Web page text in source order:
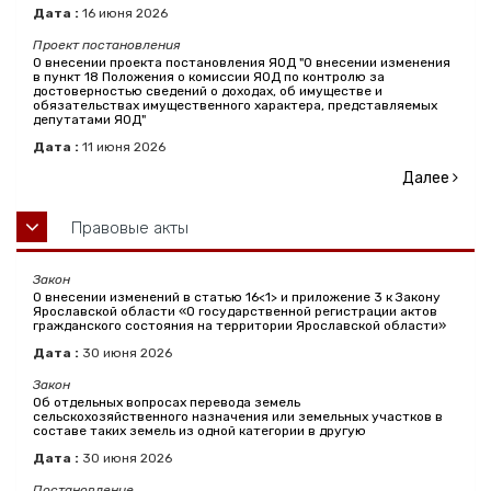
Дата : 16 июня 2026
Проект постановления
О внесении проекта постановления ЯОД "О внесении изменения
в пункт 18 Положения о комиссии ЯОД по контролю за
достоверностью сведений о доходах, об имуществе и
обязательствах имущественного характера, представляемых
депутатами ЯОД"
Дата : 11 июня 2026
Далее
Правовые акты
Закон
О внесении изменений в статью 16<1> и приложение 3 к Закону
Ярославской области «О государственной регистрации актов
гражданского состояния на территории Ярославской области»
Дата : 30 июня 2026
Закон
Об отдельных вопросах перевода земель
сельскохозяйственного назначения или земельных участков в
составе таких земель из одной категории в другую
Дата : 30 июня 2026